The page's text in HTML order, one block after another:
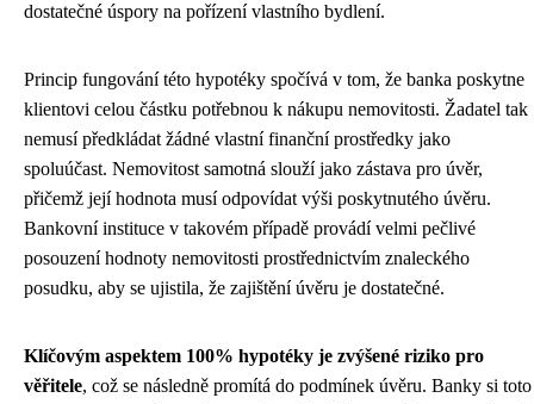
dostatečné úspory na pořízení vlastního bydlení.
Princip fungování této hypotéky spočívá v tom, že banka poskytne
klientovi celou částku potřebnou k nákupu nemovitosti. Žadatel tak
nemusí předkládat žádné vlastní finanční prostředky jako
spoluúčast. Nemovitost samotná slouží jako zástava pro úvěr,
přičemž její hodnota musí odpovídat výši poskytnutého úvěru.
Bankovní instituce v takovém případě provádí velmi pečlivé
posouzení hodnoty nemovitosti prostřednictvím znaleckého
posudku, aby se ujistila, že zajištění úvěru je dostatečné.
Klíčovým aspektem 100% hypotéky je zvýšené riziko pro
věřitele, což se následně promítá do podmínek úvěru. Banky si toto